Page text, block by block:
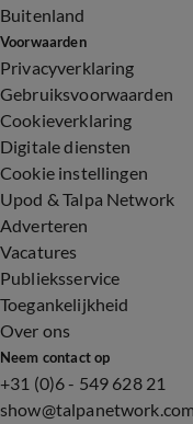
Buitenland
Voorwaarden
Privacyverklaring
Gebruiksvoorwaarden
Cookieverklaring
Digitale diensten
Cookie instellingen
Upod & Talpa Network
Adverteren
Vacatures
Publieksservice
Toegankelijkheid
Over ons
Neem contact op
+31 (0)6 - 549 628 21
show@talpanetwork.com